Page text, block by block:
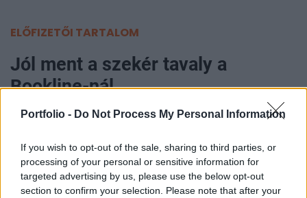
Portfolio - Do Not Process My Personal Information
If you wish to opt-out of the sale, sharing to third parties, or
processing of your personal or sensitive information for
targeted advertising by us, please use the below opt-out
section to confirm your selection. Please note that after your
ELŐFIZETŐI TARTALOM
Jól ment a szekér tavaly a
Bookline-nál
Portfolio
A kedvezőtlen gazdasági környezet ellenére
történetének legeredményesebb évét zárta 2009-